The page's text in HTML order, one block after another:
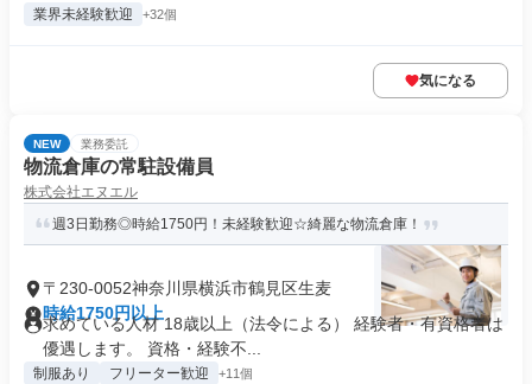
業界未経験歓迎 +32個
気になる
NEW 業務委託
物流倉庫の常駐設備員
株式会社エヌエル
週3日勤務◎時給1750円！未経験歓迎☆綺麗な物流倉庫！
〒230-0052神奈川県横浜市鶴見区生麦
時給1750円以上
求めている人材 18歳以上（法令による） 経験者・有資格者は
優遇します。 資格・経験不...
制服あり フリーター歓迎 +11個